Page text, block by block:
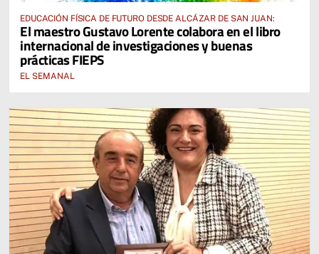
EDUCACIÓN FÍSICA DE FUTURO DESDE ALCÁZAR DE SAN JUAN:
El maestro Gustavo Lorente colabora en el libro
internacional de investigaciones y buenas
prácticas FIEPS
EL SEMANAL